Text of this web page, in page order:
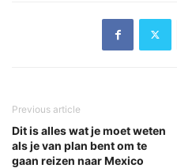
Previous article
Dit is alles wat je moet weten
als je van plan bent om te
gaan reizen naar Mexico